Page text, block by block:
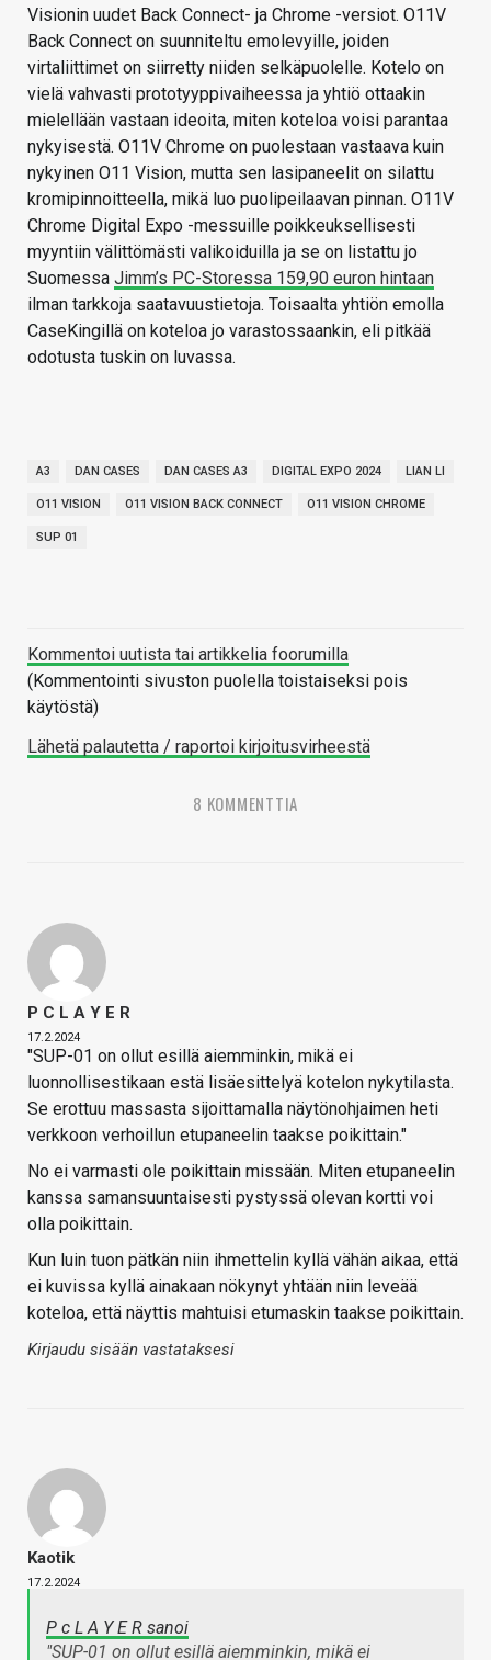
Visionin uudet Back Connect- ja Chrome -versiot. O11V
Back Connect on suunniteltu emolevyille, joiden
virtaliittimet on siirretty niiden selkäpuolelle. Kotelo on
vielä vahvasti prototyyppivaiheessa ja yhtiö ottaakin
mielellään vastaan ideoita, miten koteloa voisi parantaa
nykyisestä. O11V Chrome on puolestaan vastaava kuin
nykyinen O11 Vision, mutta sen lasipaneelit on silattu
kromipinnoitteella, mikä luo puolipeilaavan pinnan. O11V
Chrome Digital Expo -messuille poikkeuksellisesti
myyntiin välittömästi valikoiduilla ja se on listattu jo
Suomessa Jimm’s PC-Storessa 159,90 euron hintaan
ilman tarkkoja saatavuustietoja. Toisaalta yhtiön emolla
CaseKingillä on koteloa jo varastossaankin, eli pitkää
odotusta tuskin on luvassa.
A3 DAN CASES DAN CASES A3 DIGITAL EXPO 2024 LIAN LI
O11 VISION O11 VISION BACK CONNECT O11 VISION CHROME
SUP 01
Kommentoi uutista tai artikkelia foorumilla
(Kommentointi sivuston puolella toistaiseksi pois
käytöstä)
Lähetä palautetta / raportoi kirjoitusvirheestä
8 KOMMENTTIA
P C L A Y E R
17.2.2024
"SUP-01 on ollut esillä aiemminkin, mikä ei
luonnollisestikaan estä lisäesittelyä kotelon nykytilasta.
Se erottuu massasta sijoittamalla näytönohjaimen heti
verkkoon verhoillun etupaneelin taakse poikittain."
No ei varmasti ole poikittain missään. Miten etupaneelin
kanssa samansuuntaisesti pystyssä olevan kortti voi
olla poikittain.
Kun luin tuon pätkän niin ihmettelin kyllä vähän aikaa, että
ei kuvissa kyllä ainakaan nökynyt yhtään niin leveää
koteloa, että näyttis mahtuisi etumaskin taakse poikittain.
Kirjaudu sisään vastataksesi
Kaotik
17.2.2024
P c L A Y E R sanoi
"SUP-01 on ollut esillä aiemminkin, mikä ei